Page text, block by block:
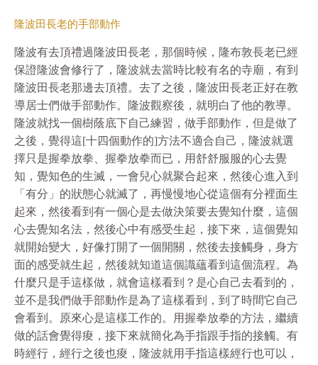
隆波田長老的手部動作
隆波有去頂禮過隆波田長老，那個時候，隆布敦長老已經
保證隆波會修行了，隆波就去當時比較有名的寺廟，有到
隆波田長老那邊去頂禮。去了之後，隆波田長老正好在教
導居士們做手部動作。隆波觀察後，就明白了他的教導。
隆波就找一個樹蔭底下自己練習，做手部動作，但是做了
之後，覺得這[十四個動作的]方法不適合自己，隆波就選
擇只是握拳放拳、握拳放拳而已，用舒舒服服的心去覺
知，覺知色的生滅，一會兒心就聚合起來，然後心進入到
「有分」的狀態心就滅了，再慢慢地心從這個有分裡面生
起來，然後看到有一個心是去做決策要去覺知什麼，這個
心去覺知名法，然後心中有感受生起，接下來，這個覺知
就開始變大，好像打開了一個開關，然後去接觸身，身方
面的感受就生起，然後就知道這個識蘊看到這個流程。為
什麼只是手這樣做，就會這樣看到？是心自己去看到的，
並不是我們做手部動作是為了這樣看到，到了時間它自己
會看到。原來心是這樣工作的。用握拳放拳的方法，繼續
做的話會覺得痠，接下來就簡化為手指跟手指的接觸。有
時經行，經行之後也痠，隆波就用手指這樣經行也可以，